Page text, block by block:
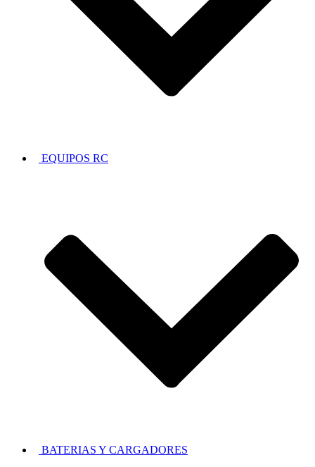
EQUIPOS RC
BATERIAS Y CARGADORES